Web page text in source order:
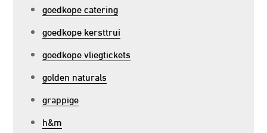
goedkope catering
goedkope kersttrui
goedkope vliegtickets
golden naturals
grappige
h&m